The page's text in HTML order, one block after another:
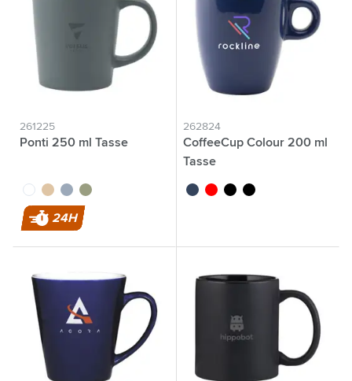
261225
Ponti 250 ml Tasse
blancsablegris vert
24H
262824
CoffeeCup Colour 200 ml
Tasse
bleu/blanc
rouge/blanc
noir/noirnoir/blanc